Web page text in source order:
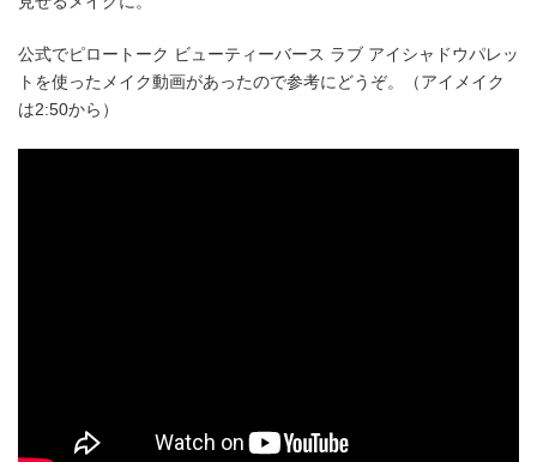
公式でピロートーク ビューティーバース ラブ アイシャドウパレッ
トを使ったメイク動画があったので参考にどうぞ。（アイメイク
は2:50から）